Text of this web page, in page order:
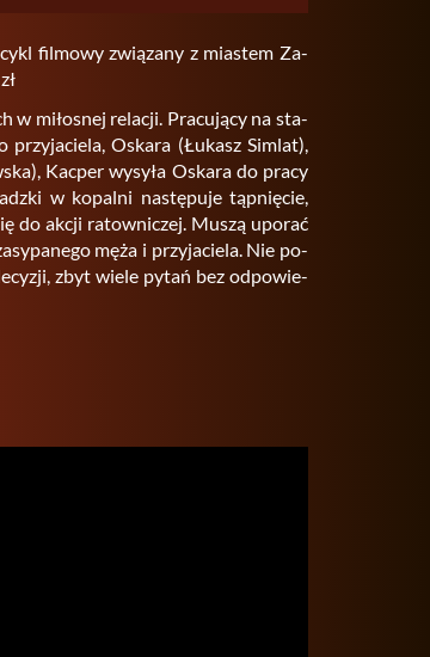
fil­mo­wy zwią­za­ny z mia­stem Za­
w mi­ło­snej re­la­cji. Pra­cu­ją­cy na sta­
przy­ja­cie­la, Oska­ra (Łu­kasz Sim­lat),
Kac­per wy­sy­ła Oska­ra do pracy
w ko­pal­ni na­stę­pu­je tąp­nię­cie,
do akcji ra­tow­ni­czej. Muszą upo­rać
męża i przy­ja­cie­la. Nie po­
zbyt wiele pytań bez od­po­wie­